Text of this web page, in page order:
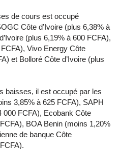
de cours est occupé
Côte d’Ivoire (plus 6,38% à
(plus 6,19% à 600 FCFA),
Vivo Energy Côte
et Bolloré Côte d’Ivoire (plus
baisses, il est occupé par les
3,85% à 625 FCFA), SAPH
000 FCFA), Ecobank Côte
BOA Benin (moins 1,20%
de banque Côte